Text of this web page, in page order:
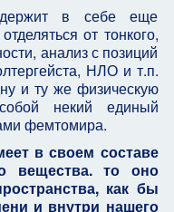
в себе еще
от тонкого,
анализ с позиций
НЛО и т.п.
и ту же физическую
некий единый
фемтомира.
в своем составе
вещества. то оно
как бы
и внутри нашего